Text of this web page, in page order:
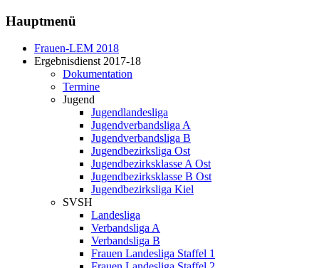
Hauptmenü
Frauen-LEM 2018
Ergebnisdienst 2017-18
Dokumentation
Termine
Jugend
Jugendlandesliga
Jugendverbandsliga A
Jugendverbandsliga B
Jugendbezirksliga Ost
Jugendbezirksklasse A Ost
Jugendbezirksklasse B Ost
Jugendbezirksliga Kiel
SVSH
Landesliga
Verbandsliga A
Verbandsliga B
Frauen Landesliga Staffel 1